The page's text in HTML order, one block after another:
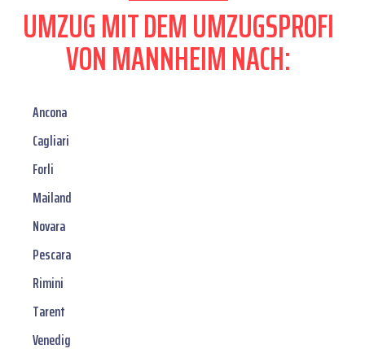
UMZUG MIT DEM UMZUGSPROFI
VON MANNHEIM NACH:
Ancona
Cagliari
Forli
Mailand
Novara
Pescara
Rimini
Tarent
Venedig